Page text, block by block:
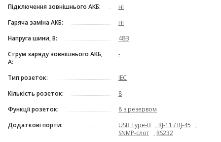
Підключення зовнішнього АКБ:
ні
Гаряча заміна АКБ:
ні
Напруга шини, В:
48В
Струм заряду зовнішнього АКБ,
А:
-
Тип розеток:
IEC
Кількість розеток:
8
Функції розеток:
8 з резервом
Додаткові порти:
USB Type-B , RJ-11 / RJ-45
,
SNMP-слот , RS232